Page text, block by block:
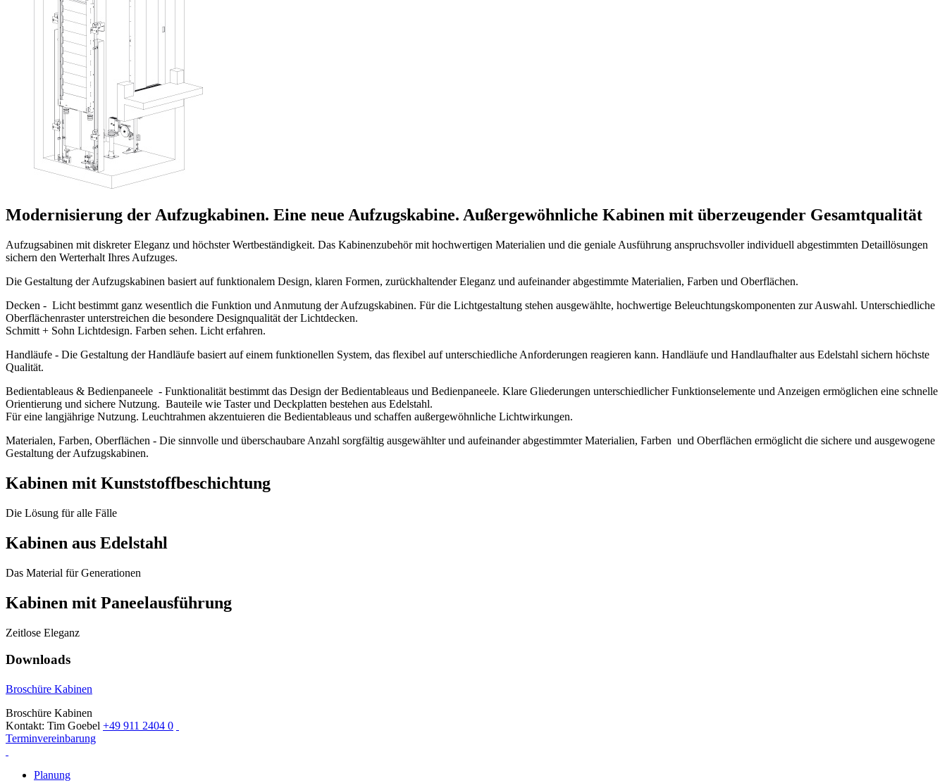
Modernisierung der Aufzugkabinen. Eine neue Aufzugskabine. Außergewöhnliche Kabinen mit überzeugender Gesamtqualität
Aufzugsabinen mit diskreter Eleganz und höchster Wertbeständigkeit. Das Kabinenzubehör mit hochwertigen Materialien und die geniale Ausführung anspruchsvoller individuell abgestimmten Detaillösungen
sichern den Werterhalt Ihres Aufzuges.
Die Gestaltung der Aufzugskabinen basiert auf funktionalem Design, klaren Formen, zurückhaltender Eleganz und aufeinander abgestimmte Materialien, Farben und Oberflächen.
Decken - Licht bestimmt ganz wesentlich die Funktion und Anmutung der Aufzugskabinen. Für die Lichtgestaltung stehen ausgewählte, hochwertige Beleuchtungskomponenten zur Auswahl. Unterschiedliche
Oberflächenraster unterstreichen die besondere Designqualität der Lichtdecken.
Schmitt + Sohn Lichtdesign. Farben sehen. Licht erfahren.
Handläufe - Die Gestaltung der Handläufe basiert auf einem funktionellen System, das flexibel auf unterschiedliche Anforderungen reagieren kann. Handläufe und Handlaufhalter aus Edelstahl sichern höchste
Qualität.
Bedientableaus & Bedienpaneele - Funktionalität bestimmt das Design der Bedientableaus und Bedienpaneele. Klare Gliederungen unterschiedlicher Funktionselemente und Anzeigen ermöglichen eine schnelle
Orientierung und sichere Nutzung. Bauteile wie Taster und Deckplatten bestehen aus Edelstahl.
Für eine langjährige Nutzung. Leuchtrahmen akzentuieren die Bedientableaus und schaffen außergewöhnliche Lichtwirkungen.
Materialen, Farben, Oberflächen - Die sinnvolle und überschaubare Anzahl sorgfältig ausgewählter und aufeinander abgestimmter Materialien, Farben und Oberflächen ermöglicht die sichere und ausgewogene
Gestaltung der Aufzugskabinen.
Kabinen mit Kunststoffbeschichtung
Die Lösung für alle Fälle
Kabinen aus Edelstahl
Das Material für Generationen
Kabinen mit Paneelausführung
Zeitlose Eleganz
Downloads
Broschüre Kabinen
Broschüre Kabinen
Kontakt: Tim Goebel +49 911 2404 0
Terminvereinbarung
Planung